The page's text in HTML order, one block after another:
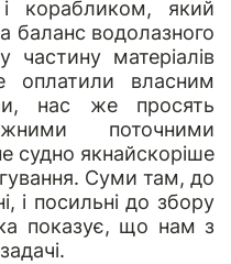
корабликом, який
баланс водолазного
частину матеріалів
власним
нас же просять
поточними
судно якнайскоріше
Суми там, до
і посильні до збору
показує, що нам з